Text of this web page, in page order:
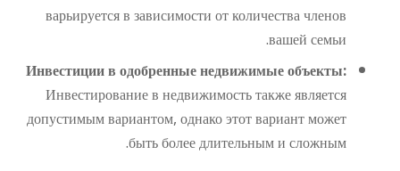
варьируется в зависимости от количества членов
вашей семьи.
Инвестиции в одобренные недвижимые объекты:
Инвестирование в недвижимость также является
допустимым вариантом, однако этот вариант может
быть более длительным и сложным.